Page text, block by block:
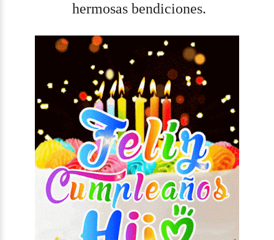
hermosas bendiciones.